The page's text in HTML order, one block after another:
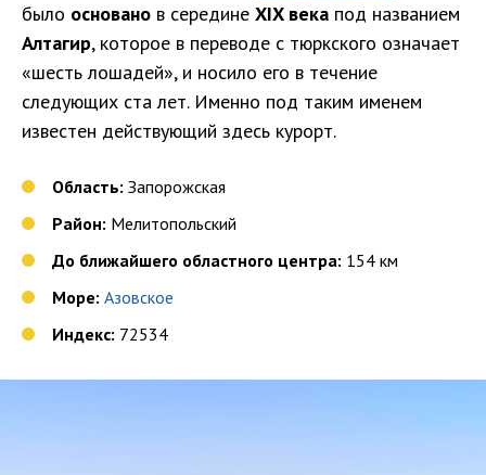
было основано в середине XIX века под названием
Алтагир, которое в переводе с тюркского означает
«шесть лошадей», и носило его в течение
следующих ста лет. Именно под таким именем
известен действующий здесь курорт.
Область: Запорожская
Район: Мелитопольский
До ближайшего областного центра: 154 км
Море: Азовское
Индекс: 72534